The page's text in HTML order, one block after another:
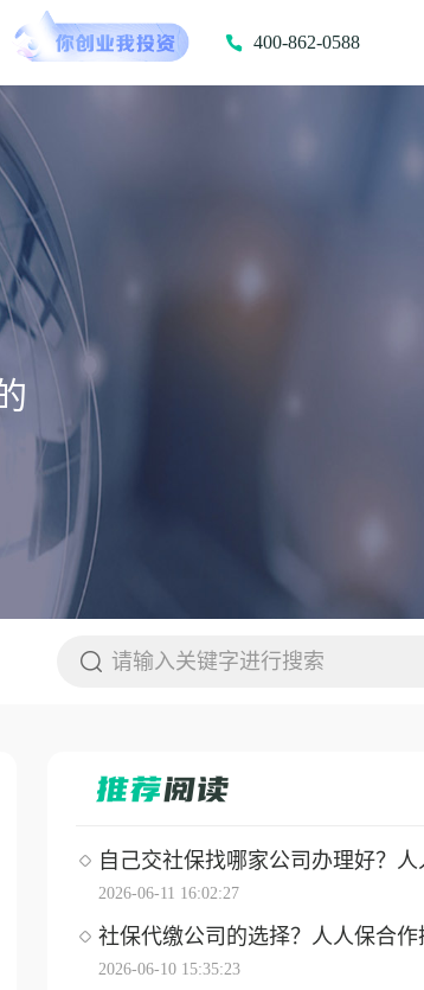
400-862-0588
自己交社保找哪家公司办理好？人
2026-06-11 16:02:27
社保代缴公司的选择？人人保合作
2026-06-10 15:35:23